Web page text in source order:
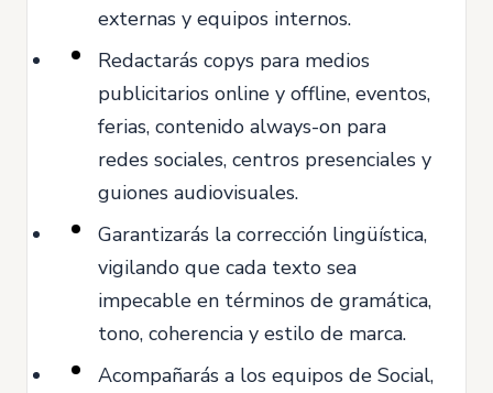
externas y equipos internos.
Redactarás copys para medios
publicitarios online y offline, eventos,
ferias, contenido always-on para
redes sociales, centros presenciales y
guiones audiovisuales.
Garantizarás la corrección lingüística,
vigilando que cada texto sea
impecable en términos de gramática,
tono, coherencia y estilo de marca.
Acompañarás a los equipos de Social,